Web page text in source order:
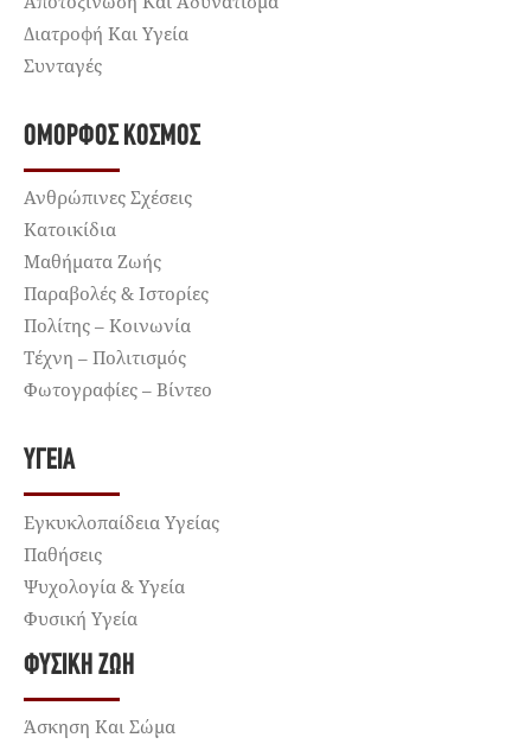
Διατροφή Και Υγεία
Συνταγές
ΌΜΟΡΦΟΣ ΚΌΣΜΟΣ
Ανθρώπινες Σχέσεις
Κατοικίδια
Μαθήματα Ζωής
Παραβολές & Ιστορίες
Πολίτης – Κοινωνία
Τέχνη – Πολιτισμός
Φωτογραφίες – Βίντεο
ΥΓΕΊΑ
Εγκυκλοπαίδεια Υγείας
Παθήσεις
Ψυχολογία & Υγεία
Φυσική Υγεία
ΦΥΣΙΚΉ ΖΩΉ
Άσκηση Και Σώμα